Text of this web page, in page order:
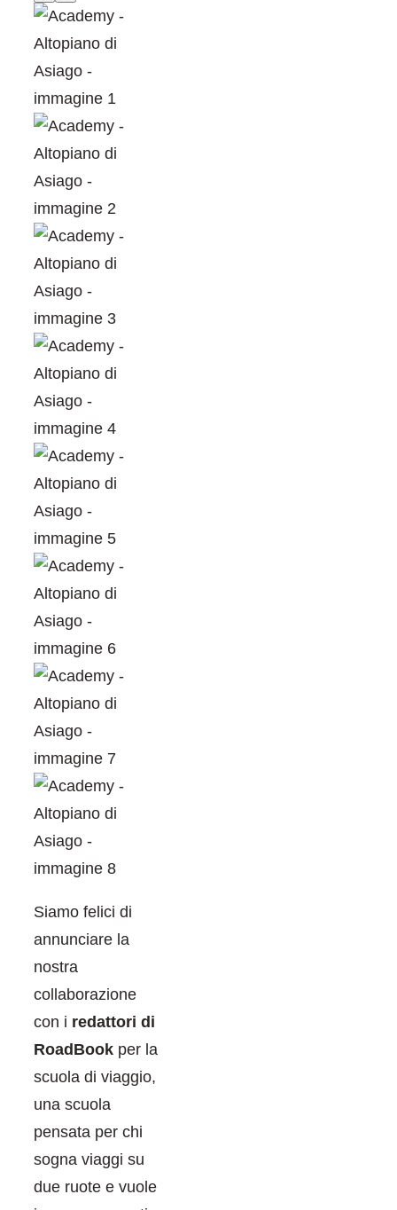
Siamo felici di
annunciare la
nostra
collaborazione
con i redattori di
RoadBook per la
scuola di viaggio,
una scuola
pensata per chi
sogna viaggi su
due ruote e vuole